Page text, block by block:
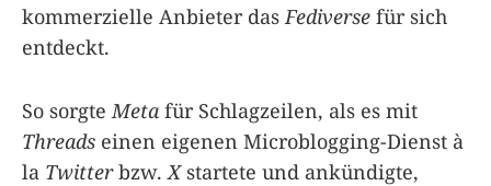
kommerzielle Anbieter das Fediverse für sich
entdeckt.
So sorgte Meta für Schlagzeilen, als es mit
Threads einen eigenen Microblogging-Dienst à
la Twitterbzw. Xstartete und ankündigte,